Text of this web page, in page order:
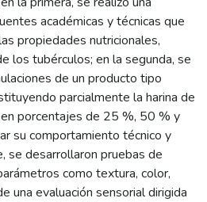
académicas y técnicas que
propiedades nutricionales,
los tubérculos; en la segunda, se
de un producto tipo
parcialmente la harina de
porcentajes de 25 %, 50 % y
su comportamiento técnico y
se desarrollaron pruebas de
como textura, color,
una evaluación sensorial dirigida